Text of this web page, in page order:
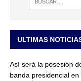
ULTIMAS
Así será la posesión
banda presidencial